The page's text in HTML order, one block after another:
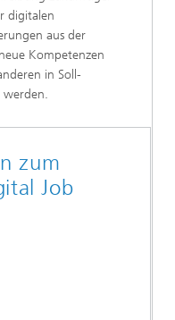
digitalen
aus der
Kompetenzen
in Soll-
werden.
zum
Job